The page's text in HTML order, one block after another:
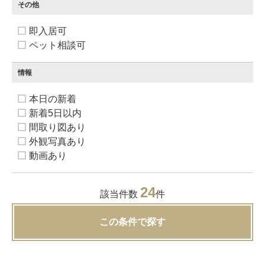
その他
即入居可
ペット相談可
情報
本日の新着
新着5日以内
間取り図あり
外観写真あり
動画あり
該当件数 24件
この条件で探す